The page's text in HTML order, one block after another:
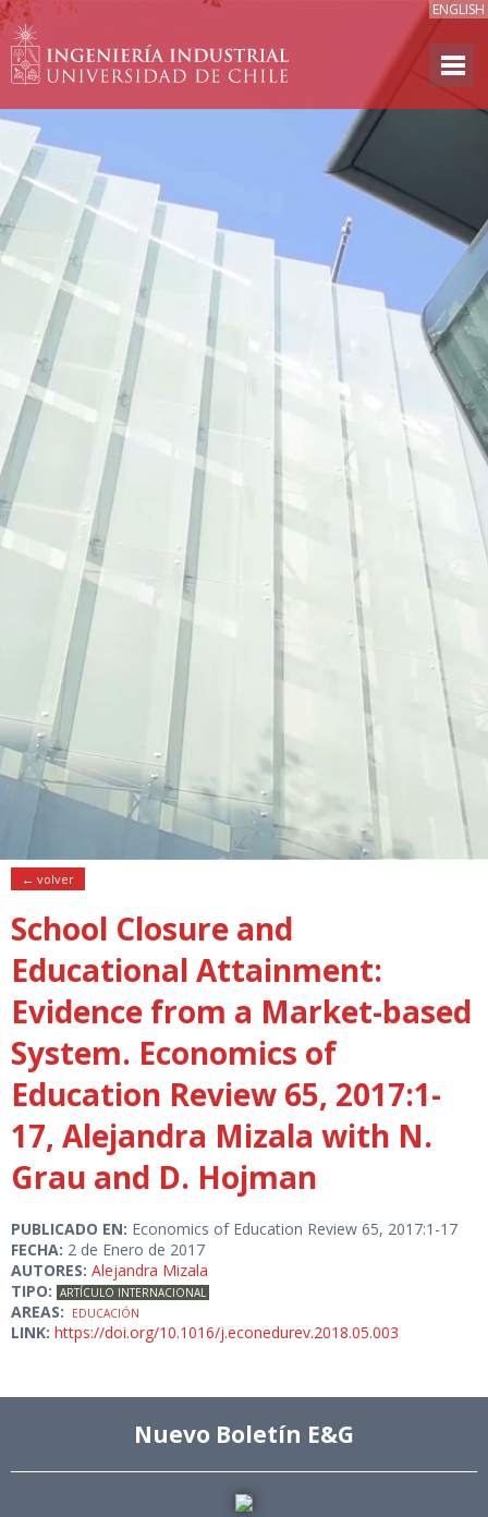
ENGLISH
← volver
School Closure and
Educational Attainment:
Evidence from a Market-based
System. Economics of
Education Review 65, 2017:1-
17, Alejandra Mizala with N.
Grau and D. Hojman
PUBLICADO EN: Economics of Education Review 65, 2017:1-17
FECHA: 2 de Enero de 2017
AUTORES: Alejandra Mizala
TIPO: ARTÍCULO INTERNACIONAL
AREAS: EDUCACIÓN
LINK: https://doi.org/10.1016/j.econedurev.2018.05.003
Nuevo Boletín E&G